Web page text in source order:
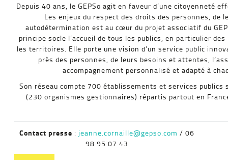
Depuis 40 ans, le GEPSo agit en faveur d’une citoyenneté
Les enjeux du respect des droits des personnes, de
autodétermination est au cœur du projet associatif du
principe socle l’accueil de tous les publics, en particulier
les territoires. Elle porte une vision d’un service public
près des personnes, de leurs besoins et attentes,
accompagnement personnalisé et adapté à
Son réseau compte 700 établissements et services publics
(230 organismes gestionnaires) répartis partout en
Contact presse : jeanne.cornaille@gepso.com / 06
98 95 07 43